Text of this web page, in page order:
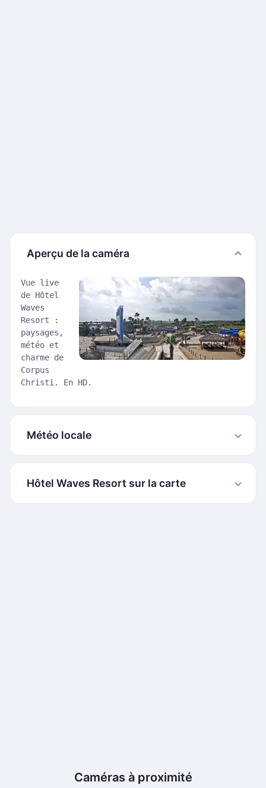
Aperçu de la caméra
Vue live
de Hôtel
Waves
Resort :
paysages,
météo et
charme de
Corpus
Christi. En HD.
Météo locale
Hôtel Waves Resort sur la carte
Caméras à proximité